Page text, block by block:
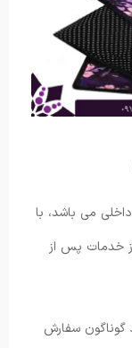
می باشد، با
خدمات پس از
گوناگون سفارش